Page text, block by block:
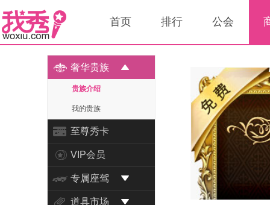
首页 排行 公会
奢华贵族
贵族介绍
我的贵族
至尊秀卡
VIP会员
专属座驾
道具市场